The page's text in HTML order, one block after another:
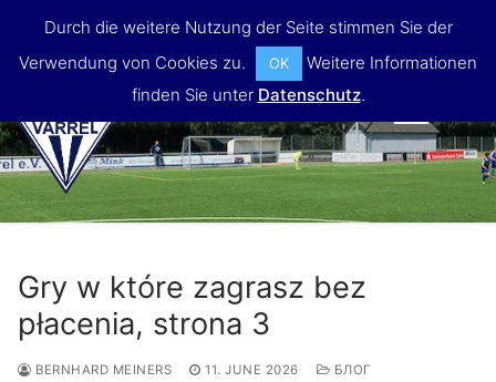
content
Gry w które zagrasz bez
płacenia, strona 3
BERNHARD MEINERS 11. JUNE 2026 БЛОГ
Durch die weitere Nutzung der Seite stimmen Sie der
Verwendung von Cookies zu.
OK
Weitere Informationen
finden Sie unter Datenschutz.